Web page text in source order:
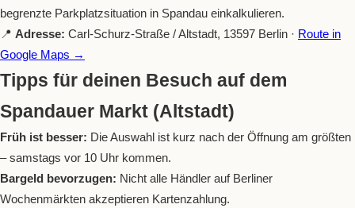
begrenzte Parkplatzsituation in Spandau einkalkulieren.
📍 Adresse: Carl-Schurz-Straße / Altstadt, 13597 Berlin · Route in
Google Maps →
Tipps für deinen Besuch auf dem
Spandauer Markt (Altstadt)
Früh ist besser: Die Auswahl ist kurz nach der Öffnung am größten
– samstags vor 10 Uhr kommen.
Bargeld bevorzugen: Nicht alle Händler auf Berliner
Wochenmärkten akzeptieren Kartenzahlung.